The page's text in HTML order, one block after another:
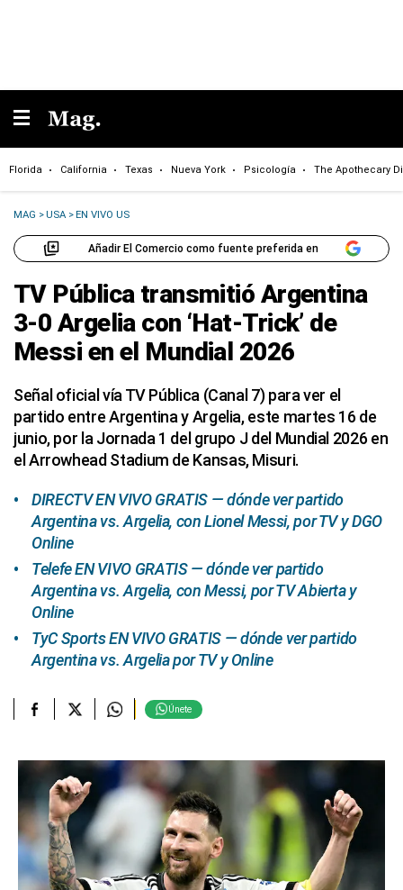
Florida California Texas Nueva York Psicología The Apothecary
MAG >USA >EN VIVO US
Añadir El Comercio como fuente preferida en
TV Pública transmitió Argentina
3-0 Argelia con ‘Hat-Trick’ de
Messi en el Mundial 2026
Señal oficial vía TV Pública (Canal 7) para ver el
partido entre Argentina y Argelia, este martes 16 de
junio, por la Jornada 1 del grupo J del Mundial 2026 en
el Arrowhead Stadium de Kansas, Misuri.
DIRECTV EN VIVO GRATIS — dónde ver partido
Argentina vs. Argelia, con Lionel Messi, por TV y DGO
Online
Telefe EN VIVO GRATIS — dónde ver partido
Argentina vs. Argelia, con Messi, por TV Abierta y
Online
TyC Sports EN VIVO GRATIS — dónde ver partido
Argentina vs. Argelia por TV y Online
Únete